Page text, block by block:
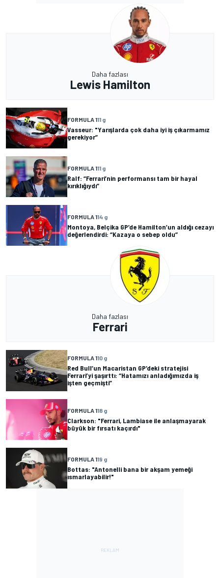
Daha fazlası
Lewis Hamilton
FORMULA 111 g
Vasseur: "Yarışlarda çok daha iyi iş çıkarmamız
gerekiyor”
FORMULA 111 g
Ralf: “Ferrari’nin performansı tam bir hayal
kırıklığıydı”
FORMULA 114 g
Montoya, Belçika GP’de Hamilton’un aldığı cezayı
değerlendirdi: “Kazaya o sebep oldu”
Daha fazlası
Ferrari
FORMULA 110 g
Red Bull’un Macaristan GP’deki stratejisi
Ferrari’yi şaşırttı: “Hatamızı anladığımızda iş
işten geçmişti”
FORMULA 118 g
Clarkson: "Ferrari, Lambiase ile anlaşmayarak
büyük bir fırsatı kaçırdı"
FORMULA 119 g
Bottas: "Antonelli bana bir akşam yemeği
ısmarlayabilir!"